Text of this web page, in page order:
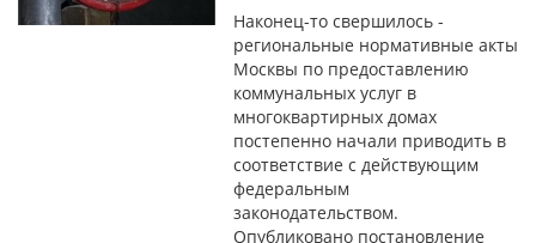
Наконец-то свершилось -
региональные нормативные акты
Москвы по предоставлению
коммунальных услуг в
многоквартирных домах
постепенно начали приводить в
соответствие с действующим
федеральным
законодательством.
Опубликовано постановление